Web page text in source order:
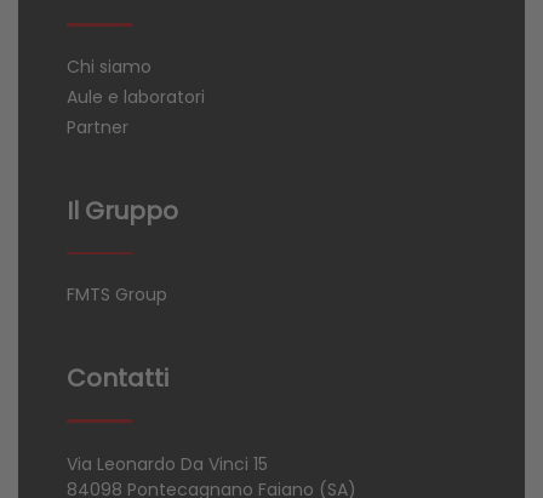
Chi siamo
Aule e laboratori
Partner
Il Gruppo
FMTS Group
Contatti
Via Leonardo Da Vinci 15
84098 Pontecagnano Faiano (SA)